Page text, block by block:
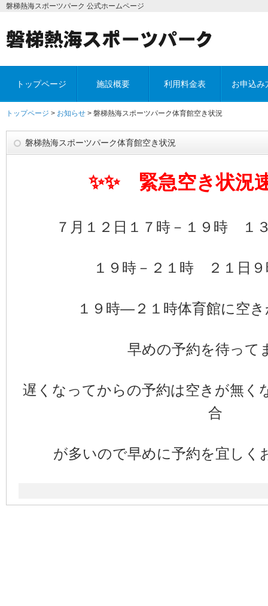
磐梯熱海スポーツパーク 公式ホームページ
トップページ 施設概要 利用料金表 お申込み
トップページ > お知らせ > 磐梯熱海スポーツパーク体育館空き状況
磐梯熱海スポーツパーク体育館空き状況
✨✨ 緊急空き状況
７月１２日１７時－１９時 １
１９時－２１時 ２１日
１９時―２１時体育館に空
早めの予約を待って
遅くなってからの予約は空きが無く
合
が多いので早めに予約を宜しく